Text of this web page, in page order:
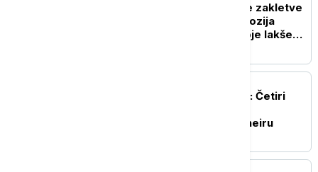
Polaganje predsedničke zakletve
u Kolumbiji pratila eksplozija
automobila-bombe, dvoje lakše
Teška nesreća u Brazilu: Četiri
helikoptera u Rio de Žaneiru